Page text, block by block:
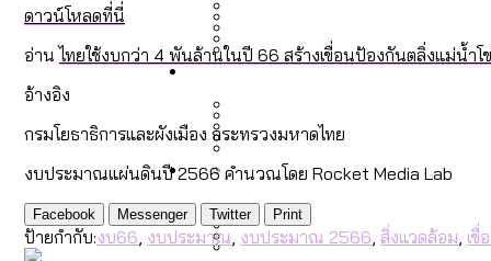
ปีนกำแพงส่องซีรีส์จีน: จีนส่
สำรวจงบประมาณรายเขตใ
สำรวจสังคมผู้สูงอายุไทย :
กรุงเทพฯ เมืองสังคมผู้สูงอ
สังคมผู้สูงอายุไทย [ข้อมูล
สำรวจเหตุไฟไหม้ในกรุงเท
Project
Bangkok Index 2022
DEMO Thailand
About Us
ดาวน์โหลดที่นี่
อ่านไทยใช้งบกว่า 4 พันล้านในปี 66 สร้างเขื่อนป้องกันตลิ่งแม่น้ำโ
อ้างอิง
กรมโยธาธิการและผังเมือง กระทรวงมหาดไทย
งบประมาณแผ่นดินปี 2566 คำนวณโดย Rocket Media Lab
Facebook Messenger Twitter Print
ป้ายกำกับ:งบ66 งบประมาณ งบประมาณ 2566 สิ่งแวดล้อม เขื่